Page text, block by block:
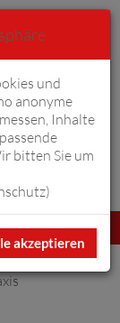
0
und
anonyme
Inhalte
bitten Sie um
)
akzeptieren